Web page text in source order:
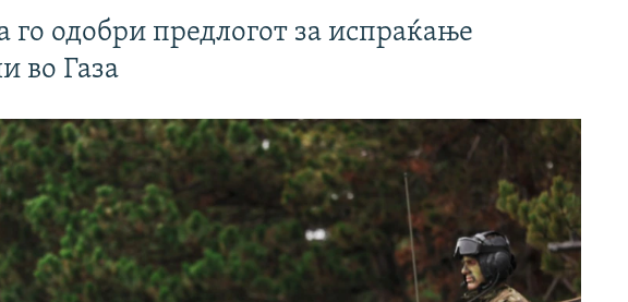
го одобри предлогот за испраќање
во Газа